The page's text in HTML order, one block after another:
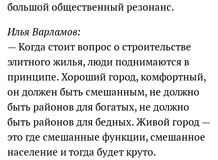
большой общественный резонанс.
Илья Варламов:
— Когда стоит вопрос о строительстве
элитного жилья, люди поднимаются в
принципе. Хороший город, комфортный,
он должен быть смешанным, не должно
быть районов для богатых, не должно
быть районов для бедных. Живой город —
это где смешанные функции, смешанное
население и тогда будет круто.